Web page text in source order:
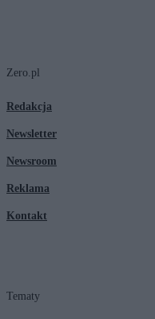
Zero.pl
Redakcja
Newsletter
Newsroom
Reklama
Kontakt
Tematy